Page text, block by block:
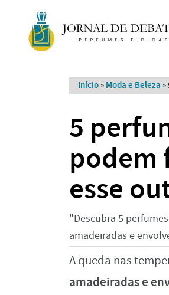
Início » Moda e Beleza »
5
podem
esse
"Descubra 5
amadeiradas e
A queda nas
amadeiradas e